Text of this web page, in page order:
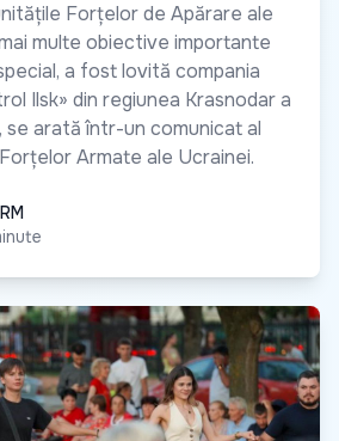
Forțelor de Apărare ale
multe obiective importante
a fost lovită compania
Ilsk» din regiunea Krasnodar a
se arată într-un comunicat al
Armate ale Ucrainei.